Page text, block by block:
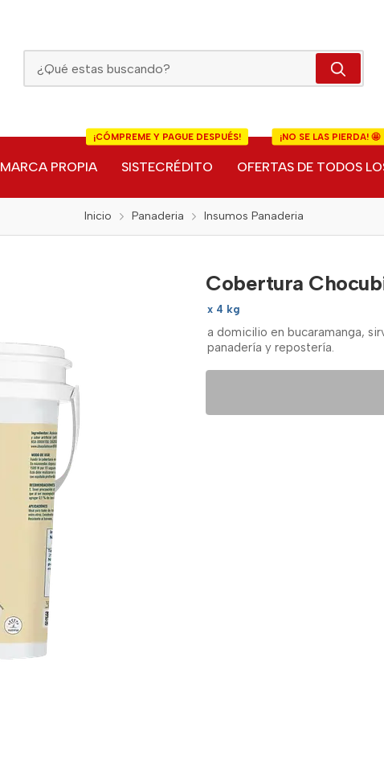
MARCA PROPIA SISTECRÉDITO
¡CÓMPREME Y PAGUE DESPUÉS!
OFERTAS DE TODOS
¡NO SE LAS PIERDA! 🤩
Inicio Panaderia Insumos Panaderia
Cobertura
x 4 kg
a domicilio en bucaramanga,
panadería y repostería.